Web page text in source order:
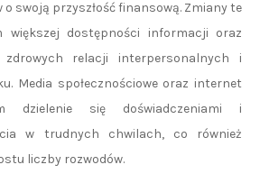
o swoją przyszłość finansową. Zmiany te
większej dostępności informacji oraz
zdrowych relacji interpersonalnych i
Media społecznościowe oraz internet
dzielenie się doświadczeniami i
w trudnych chwilach, co również
liczby rozwodów.